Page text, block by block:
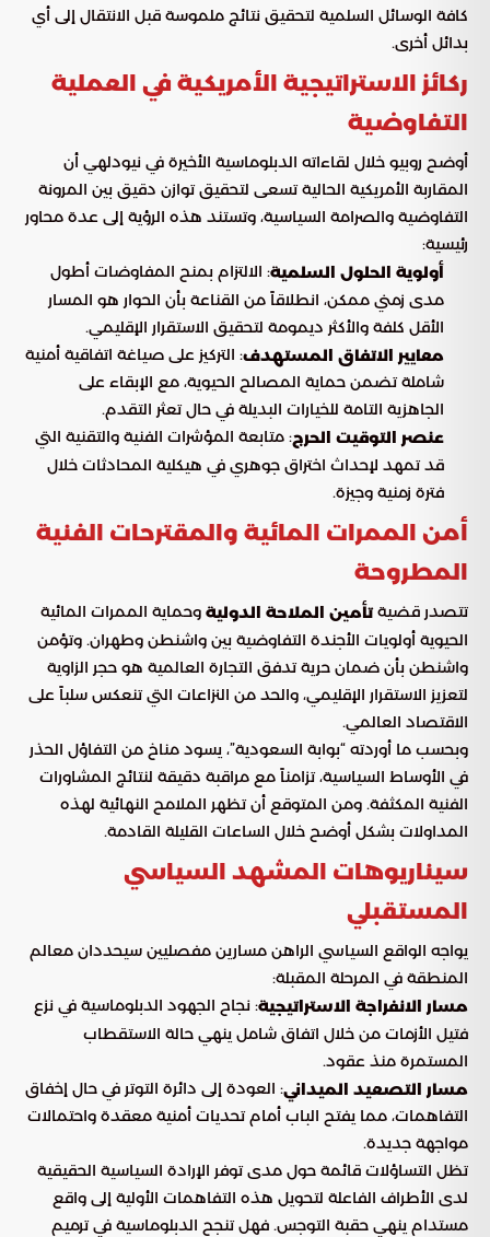
كافة الوسائل السلمية لتحقيق نتائج ملموسة قبل الانتقال إلى أي
بدائل أخرى.
ركائز الاستراتيجية الأمريكية في العملية
التفاوضية
أوضح روبيو خلال لقاءاته الدبلوماسية الأخيرة في نيودلهي أن
المقاربة الأمريكية الحالية تسعى لتحقيق توازن دقيق بين المرونة
التفاوضية والصرامة السياسية، وتستند هذه الرؤية إلى عدة محاور
رئيسية:
أولوية الحلول السلمية: الالتزام بمنح المفاوضات أطول
مدى زمني ممكن، انطلاقاً من القناعة بأن الحوار هو المسار
الأقل كلفة والأكثر ديمومة لتحقيق الاستقرار الإقليمي.
معايير الاتفاق المستهدف: التركيز على صياغة اتفاقية أمنية
شاملة تضمن حماية المصالح الحيوية، مع الإبقاء على
الجاهزية التامة للخيارات البديلة في حال تعثر التقدم.
عنصر التوقيت الحرج: متابعة المؤشرات الفنية والتقنية التي
قد تمهد لإحداث اختراق جوهري في هيكلية المحادثات خلال
فترة زمنية وجيزة.
أمن الممرات المائية والمقترحات الفنية
المطروحة
تتصدر قضيةتأمين الملاحة الدولية وحماية الممرات المائية
الحيوية أولويات الأجندة التفاوضية بين واشنطن وطهران. وتؤمن
واشنطن بأن ضمان حرية تدفق التجارة العالمية هو حجر الزاوية
لتعزيز الاستقرار الإقليمي، والحد من النزاعات التي تنعكس سلباً على
الاقتصاد العالمي.
وبحسب ما أوردته “بوابة السعودية”، يسود مناخ من التفاؤل الحذر
في الأوساط السياسية، تزامناً مع مراقبة دقيقة لنتائج المشاورات
الفنية المكثفة. ومن المتوقع أن تظهر الملامح النهائية لهذه
المداولات بشكل أوضح خلال الساعات القليلة القادمة.
سيناريوهات المشهد السياسي
المستقبلي
يواجه الواقع السياسي الراهن مسارين مفصليين سيحددان معالم
المنطقة في المرحلة المقبلة:
مسار الانفراجة الاستراتيجية: نجاح الجهود الدبلوماسية في نزع
فتيل الأزمات من خلال اتفاق شامل ينهي حالة الاستقطاب
المستمرة منذ عقود.
مسار التصعيد الميداني: العودة إلى دائرة التوتر في حال إخفاق
التفاهمات، مما يفتح الباب أمام تحديات أمنية معقدة واحتمالات
مواجهة جديدة.
تظل التساؤلات قائمة حول مدى توفر الإرادة السياسية الحقيقية
لدى الأطراف الفاعلة لتحويل هذه التفاهمات الأولية إلى واقع
مستدام ينهي حقبة التوجس. فهل تنجح الدبلوماسية في ترميم